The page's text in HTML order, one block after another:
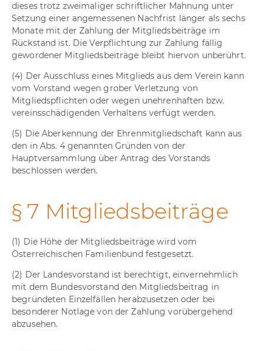
dieses trotz zweimaliger schriftlicher Mahnung unter
Setzung einer angemessenen Nachfrist länger als sechs
Monate mit der Zahlung der Mitgliedsbeiträge im
Rückstand ist. Die Verpflichtung zur Zahlung fällig
gewordener Mitgliedsbeiträge bleibt hiervon unberührt.
(4) Der Ausschluss eines Mitglieds aus dem Verein kann
vom Vorstand wegen grober Verletzung von
Mitgliedspflichten oder wegen unehrenhaften bzw.
vereinsschädigenden Verhaltens verfügt werden.
(5) Die Aberkennung der Ehrenmitgliedschaft kann aus
den in Abs. 4 genannten Gründen von der
Hauptversammlung über Antrag des Vorstands
beschlossen werden.
§ 7 Mitgliedsbeiträge
(1) Die Höhe der Mitgliedsbeiträge wird vom
Österreichischen Familienbund festgesetzt.
(2) Der Landesvorstand ist berechtigt, einvernehmlich
mit dem Bundesvorstand den Mitgliedsbeitrag in
begründeten Einzelfällen herabzusetzen oder bei
besonderer Notlage von der Zahlung vorübergehend
abzusehen.